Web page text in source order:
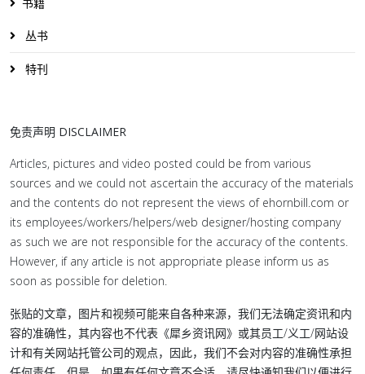
丛书
特刊
免责声明 DISCLAIMER
Articles, pictures and video posted could be from various
sources and we could not ascertain the accuracy of the materials
and the contents do not represent the views of ehornbill.com or
its employees/workers/helpers/web designer/hosting company
as such we are not responsible for the accuracy of the contents.
However, if any article is not appropriate please inform us as
soon as possible for deletion.
张贴的文章，图片和视频可能来自各种来源，我们无法确定资讯和内
容的准确性，其内容也不代表《犀乡资讯网》或其员工/义工/网站设
计和有关网站托管公司的观点，因此，我们不会对内容的准确性承担